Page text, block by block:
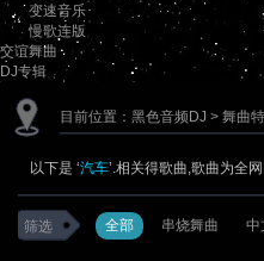
变速音乐
慢歌连版
交谊舞曲
DJ专辑
目前位置： 黑色音频DJ > 舞曲
以下是 ‘汽车’.相关得歌曲,歌曲为全
筛选 全部 串烧舞曲 中